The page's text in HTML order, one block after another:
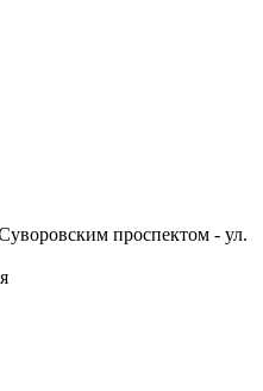
проспектом - ул.